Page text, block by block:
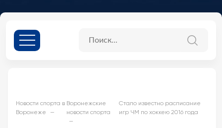
Новости спорта в
Воронеже
Воронежские
новости спорта
Стало известно расписание
игр ЧМ по хоккею 2016 года